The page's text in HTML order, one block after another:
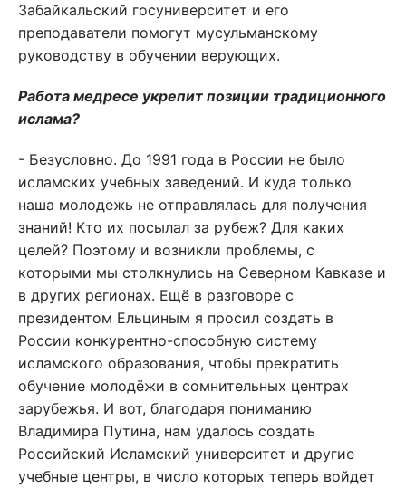
Забайкальский госуниверситет и его
преподаватели помогут мусульманскому
руководству в обучении верующих.
Работа медресе укрепит позиции традиционного
ислама?
- Безусловно. До 1991 года в России не было
исламских учебных заведений. И куда только
наша молодежь не отправлялась для получения
знаний! Кто их посылал за рубеж? Для каких
целей? Поэтому и возникли проблемы, с
которыми мы столкнулись на Северном Кавказе и
в других регионах. Ещё в разговоре с
президентом Ельциным я просил создать в
России конкурентно-способную систему
исламского образования, чтобы прекратить
обучение молодёжи в сомнительных центрах
зарубежья. И вот, благодаря пониманию
Владимира Путина, нам удалось создать
Российский Исламский университет и другие
учебные центры, в число которых теперь войдет